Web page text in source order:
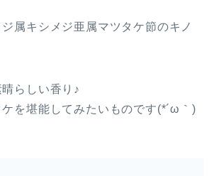
属キシメジ亜属マツタケ節のキノ
らしい香り♪
を堪能してみたいものです(*´ω｀)